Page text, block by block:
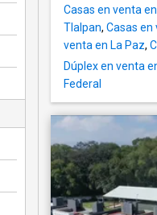
Casas en venta
Tlalpan, Casas en
venta en La Paz,
Dúplex en venta
Federal